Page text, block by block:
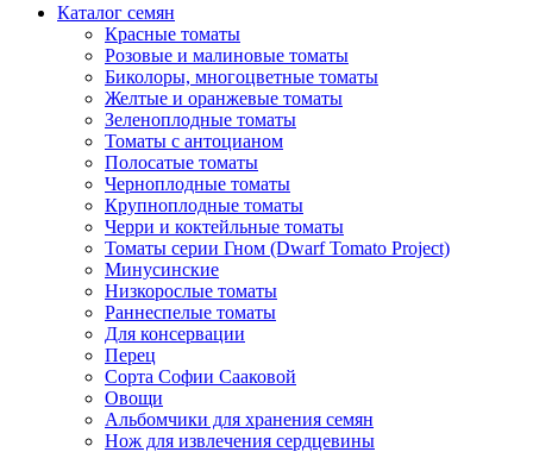
Каталог семян
Красные томаты
Розовые и малиновые томаты
Биколоры, многоцветные томаты
Желтые и оранжевые томаты
Зеленоплодные томаты
Томаты с антоцианом
Полосатые томаты
Черноплодные томаты
Крупноплодные томаты
Черри и коктейльные томаты
Томаты серии Гном (Dwarf Tomato Project)
Минусинские
Низкорослые томаты
Раннеспелые томаты
Для консервации
Перец
Сорта Софии Сааковой
Овощи
Альбомчики для хранения семян
Нож для извлечения сердцевины